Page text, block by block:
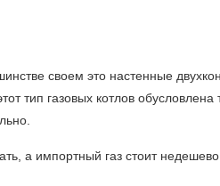
своем это настенные
тип газовых котлов обусловлена
а импортный газ стоит